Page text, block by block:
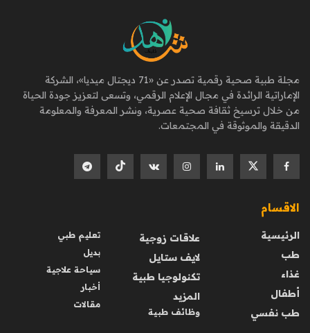
مجلة طبية صحية رقمية تصدر عن «71 ديجتال ميديا»، الشركة
الإماراتية الرائدة في مجال الإعلام الرقمي، وتسعى لتعزيز جودة الحياة
من خلال ترسيخ ثقافة صحية عصرية، ونشر المعرفة والمعلومة
الدقيقة والموثوقة في المجتمعات.
الاقسام
الرئيسية
طب
غذاء
أطفال
طب نفسي
علاقات زوجية
لايف ستايل
تكنولوجيا طبية
المزيد
وظائف طبية
تعليم طبي
بديل
سياحة علاجية
أخبار
مقالات